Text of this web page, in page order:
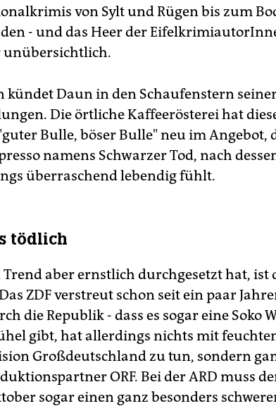
von Sylt und Rügen bis zum
- und das Heer der
unübersichtlich.
kündet Daun in den Schaufenstern
Die örtliche Kaffeerösterei hat
Bulle, böser Bulle" neu im Angebot,
namens Schwarzer Tod, nach
überraschend lebendig fühlt.
tödlich
Trend aber ernstlich durchgesetzt hat, ist
ZDF verstreut schon seit ein paar
die Republik - dass es sogar eine Soko
gibt, hat allerdings nichts mit
Großdeutschland zu tun, sondern
ORF. Bei der ARD muss
sogar einen ganz besonders